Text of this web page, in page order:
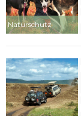
Naturschutz